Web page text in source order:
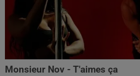
Monsieur Nov - T'aimes ça